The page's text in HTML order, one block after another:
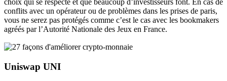
conflits avec un opérateur ou de problèmes dans les prises de paris,
vous ne serez pas protégés comme c’est le cas avec les bookmakers
agréés par l’Autorité Nationale des Jeux en France.
Uniswap UNI